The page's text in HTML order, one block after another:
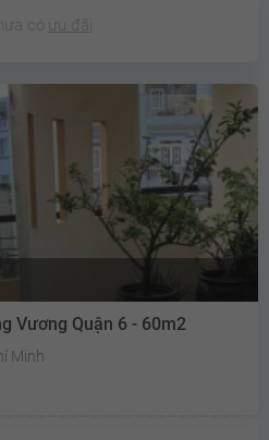
có ưu đãi
Vương Quận 6 - 60m2
Minh